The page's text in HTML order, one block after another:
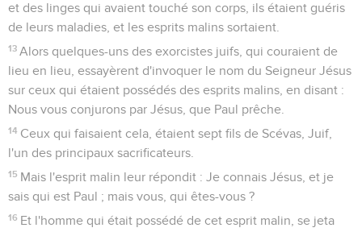
et des linges qui avaient touché son corps, ils étaient guéris
de leurs maladies, et les esprits malins sortaient.
13 Alors quelques-uns des exorcistes juifs, qui couraient de
lieu en lieu, essayèrent d'invoquer le nom du Seigneur Jésus
sur ceux qui étaient possédés des esprits malins, en disant :
Nous vous conjurons par Jésus, que Paul prêche.
14 Ceux qui faisaient cela, étaient sept fils de Scévas, Juif,
l'un des principaux sacrificateurs.
15 Mais l'esprit malin leur répondit : Je connais Jésus, et je
sais qui est Paul ; mais vous, qui êtes-vous ?
16 Et l'homme qui était possédé de cet esprit malin, se jeta